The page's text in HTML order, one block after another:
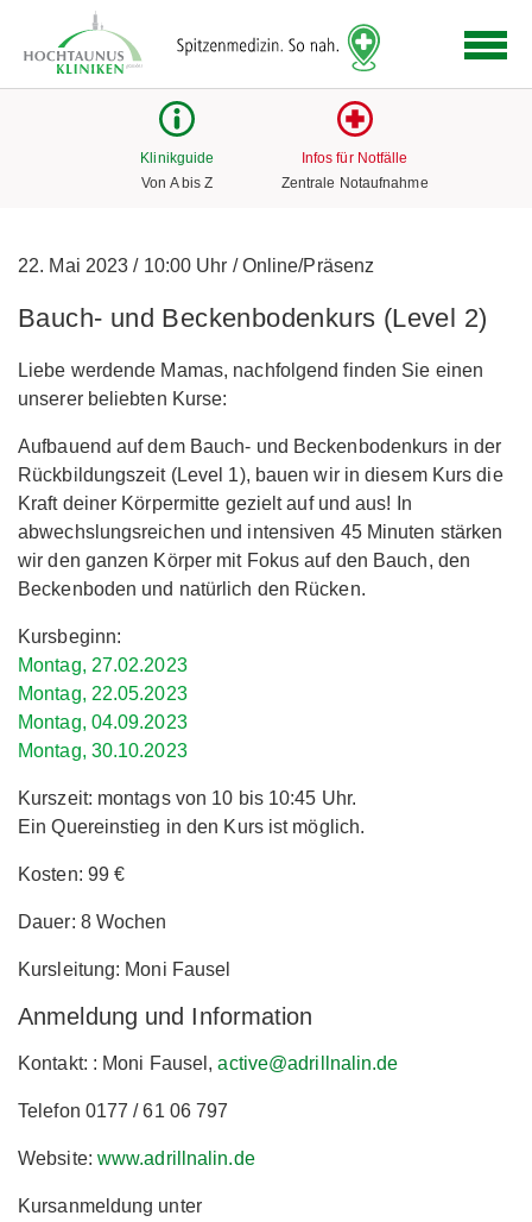
Link
zur
Klinikguide
Von A bis Z
Infos für Notfälle
Zentrale Notaufnahme
22. Mai 2023/10:00 Uhr /Online/Präsenz
Bauch- und Beckenbodenkurs (Level 2)
Liebe werdende Mamas, nachfolgend finden Sie einen
unserer beliebten Kurse:
Aufbauend auf dem Bauch- und Beckenbodenkurs in der
Rückbildungszeit (Level 1), bauen wir in diesem Kurs die
Kraft deiner Körpermitte gezielt auf und aus! In
abwechslungsreichen und intensiven 45 Minuten stärken
wir den ganzen Körper mit Fokus auf den Bauch, den
Beckenboden und natürlich den Rücken.
Kursbeginn:
Montag, 27.02.2023
Montag, 22.05.2023
Montag, 04.09.2023
Montag, 30.10.2023
Kurszeit: montags von 10 bis 10:45 Uhr.
Ein Quereinstieg in den Kurs ist möglich.
Kosten: 99 €
Dauer: 8 Wochen
Kursleitung: Moni Fausel
Anmeldung und Information
Kontakt: : Moni Fausel,active@adrillnalin.de
Telefon 0177 / 61 06 797
Website: www.adrillnalin.de
Kursanmeldung unter